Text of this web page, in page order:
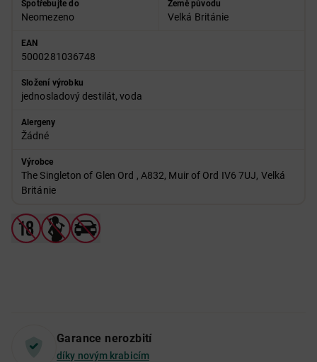
Spotřebujte do
Neomezeno
Země původu
Velká Británie
EAN
5000281036748
Složení výrobku
jednosladový destilát, voda
Alergeny
Žádné
Výrobce
The Singleton of Glen Ord , A832, Muir of Ord IV6 7UJ, Velká
Británie
Garance nerozbití
díky novým krabicím